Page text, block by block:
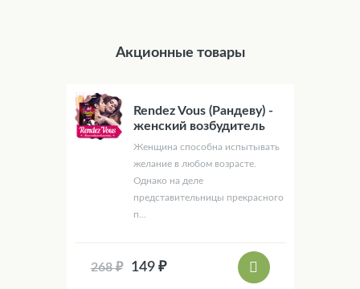
Акционные товары
Rendez Vous (Рандеву) -
женский возбудитель
Женщина способна испытывать
желание в любом возрасте.
Однако на деле
представительницы прекрасного
п...
268 ₽ 149 ₽